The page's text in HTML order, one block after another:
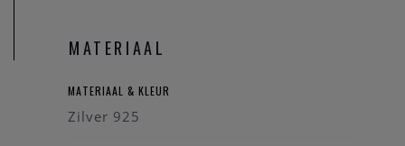
MATERIAAL
MATERIAAL & KLEUR
Zilver 925